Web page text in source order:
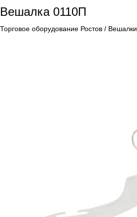
Вешалка 0110П
Торговое оборудование Ростов / Вешалки